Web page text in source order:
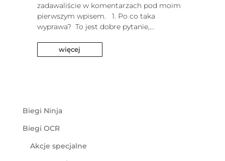
zadawaliście w komentarzach pod moim
pierwszym wpisem. 1. Po co taka
wyprawa? ​ To jest dobre pytanie,...
więcej
Biegi Ninja
Biegi OCR
Akcje specjalne